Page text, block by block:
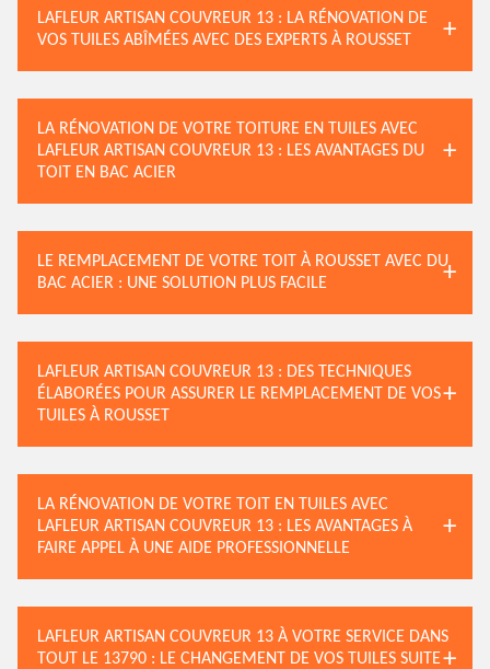
LAFLEUR ARTISAN COUVREUR 13 : LA RÉNOVATION DE
VOS TUILES ABÎMÉES AVEC DES EXPERTS À ROUSSET
LA RÉNOVATION DE VOTRE TOITURE EN TUILES AVEC
LAFLEUR ARTISAN COUVREUR 13 : LES AVANTAGES DU
TOIT EN BAC ACIER
LE REMPLACEMENT DE VOTRE TOIT À ROUSSET AVEC DU
BAC ACIER : UNE SOLUTION PLUS FACILE
LAFLEUR ARTISAN COUVREUR 13 : DES TECHNIQUES
ÉLABORÉES POUR ASSURER LE REMPLACEMENT DE VOS
TUILES À ROUSSET
LA RÉNOVATION DE VOTRE TOIT EN TUILES AVEC
LAFLEUR ARTISAN COUVREUR 13 : LES AVANTAGES À
FAIRE APPEL À UNE AIDE PROFESSIONNELLE
LAFLEUR ARTISAN COUVREUR 13 À VOTRE SERVICE DANS
TOUT LE 13790 : LE CHANGEMENT DE VOS TUILES SUITE